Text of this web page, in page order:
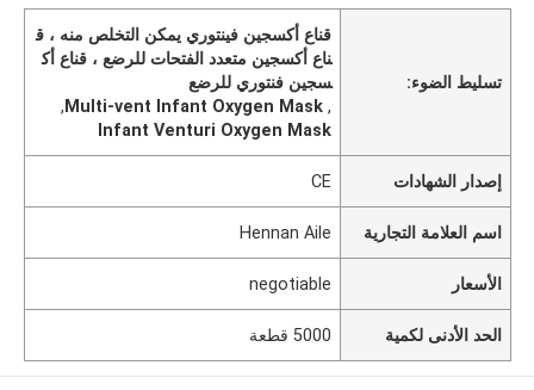
تسليط الضوء:
قناع أكسجين فينتوري يمكن التخلص منه ، ق
ناع أكسجين متعدد الفتحات للرضع ، قناع أك
سجين فنتوري للرضع
,
Multi-vent Infant Oxygen Mask
,
Infant Venturi Oxygen Mask
إصدار الشهادات CE
اسم العلامة التجارية Hennan Aile
الأسعار negotiable
الحد الأدنى لكمية 5000 قطعة